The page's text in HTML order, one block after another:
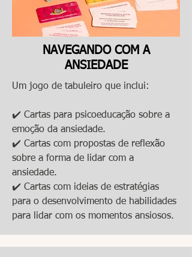
NAVEGANDO COM A
ANSIEDADE
Um jogo de tabuleiro que inclui:
✔️ Cartas para psicoeducação sobre a
emoção da ansiedade.
✔️ Cartas com propostas de reflexão
sobre a forma de lidar com a
ansiedade.
✔️ Cartas com ideias de estratégias
para o desenvolvimento de habilidades
para lidar com os momentos ansiosos.